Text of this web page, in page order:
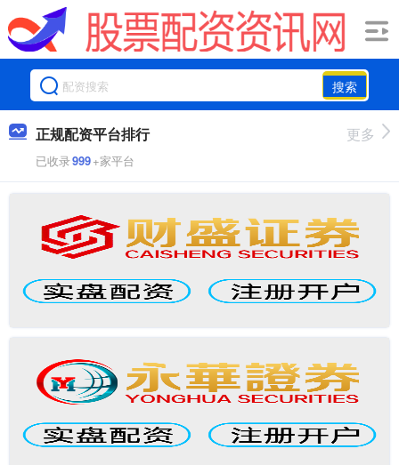
搜索
正规配资平台排行
已收录999+家平台
更多